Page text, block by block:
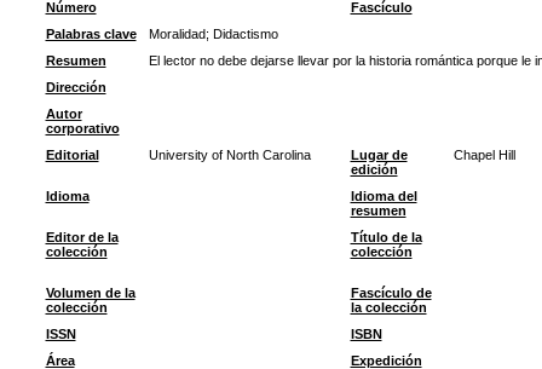
Número
Fascículo
Palabras clave
Moralidad; Didactismo
Resumen
El lector no debe dejarse llevar por la historia romántica porque
Dirección
Autor
corporativo
Editorial
University of North Carolina
Lugar de
edición
Chapel Hill
Idioma
Idioma del
resumen
Editor de la
colección
Título de la
colección
Volumen de la
colección
Fascículo de
la colección
ISSN
ISBN
Área
Expedición